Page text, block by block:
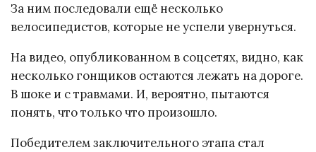
За ним последовали ещё несколько
велосипедистов, которые не успели увернуться.
На видео, опубликованном в соцсетях, видно, как
несколько гонщиков остаются лежать на дороге.
В шоке и с травмами. И, вероятно, пытаются
понять, что только что произошло.
Победителем заключительного этапа стал